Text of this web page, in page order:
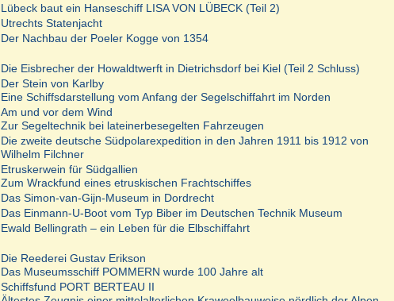
Lübeck baut ein Hanseschiff LISA VON LÜBECK (Teil 2)
Utrechts Statenjacht
Der Nachbau der Poeler Kogge von 1354
Die Eisbrecher der Howaldtwerft in Dietrichsdorf bei Kiel (Teil 2 Schluss)
Der Stein von Karlby
Eine Schiffsdarstellung vom Anfang der Segelschiffahrt im Norden
Am und vor dem Wind
Zur Segeltechnik bei lateinerbesegelten Fahrzeugen
Die zweite deutsche Südpolarexpedition in den Jahren 1911 bis 1912 von
Wilhelm Filchner
Etruskerwein für Südgallien
Zum Wrackfund eines etruskischen Frachtschiffes
Das Simon-van-Gijn-Museum in Dordrecht
Das Einmann-U-Boot vom Typ Biber im Deutschen Technik Museum
Ewald Bellingrath – ein Leben für die Elbschiffahrt
Die Reederei Gustav Erikson
Das Museumsschiff POMMERN wurde 100 Jahre alt
Schiffsfund PORT BERTEAU II